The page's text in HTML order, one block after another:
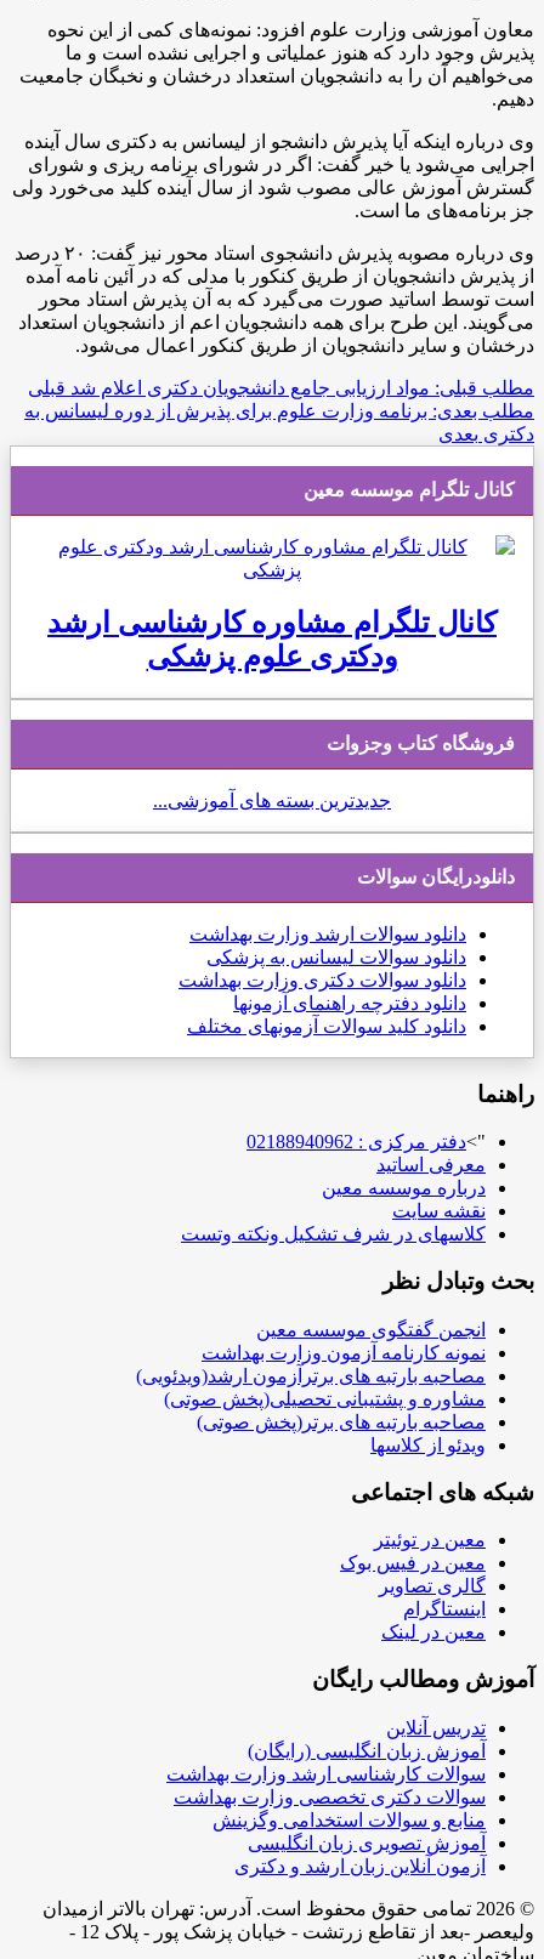
معاون آموزشی وزارت علوم افزود: نمونه‌های کمی از این نحوه
پذیرش وجود دارد که هنوز عملیاتی و اجرایی نشده است و ما
می‌خواهیم آن را به دانشجویان استعداد درخشان و نخبگان جامعیت
دهیم.
وی درباره اینکه آیا پذیرش دانشجو از لیسانس به دکتری سال آینده
اجرایی می‌شود یا خیر گفت: اگر در شورای برنامه ریزی و شورای
گسترش آموزش عالی مصوب شود از سال آینده کلید می‌خورد ولی
جز برنامه‌های ما است.
وی درباره مصوبه پذیرش دانشجوی استاد محور نیز گفت: ۲۰ درصد
از پذیرش دانشجویان از طریق کنکور با مدلی که در آئین نامه آمده
است توسط اساتید صورت می‌گیرد که به آن پذیرش استاد محور
می‌گویند. این طرح برای همه دانشجویان اعم از دانشجویان استعداد
درخشان و سایر دانشجویان از طریق کنکور اعمال می‌شود.
مطلب قبلی: مواد ارزیابی جامع دانشجویان دکتری اعلام شد قبلی
مطلب بعدی: برنامه وزارت علوم برای پذیرش از دوره لیسانس به
دکتری بعدی
کانال تلگرام موسسه معین
کانال تلگرام مشاوره کارشناسی ارشد
ودکتری علوم پزشکی
فروشگاه کتاب وجزوات
جدیدترین بسته های آموزشی...
دانلودرایگان سوالات
دانلود سوالات ارشد وزارت بهداشت
دانلود سوالات لیسانس به پزشکی
دانلود سوالات دکتری وزارت بهداشت
دانلود دفترچه راهنمای آزمونها
دانلود کلید سوالات آزمونهای مختلف
راهنما
">دفتر مرکزی : 02188940962
معرفی اساتید
درباره موسسه معین
نقشه سایت
کلاسهای در شرف تشکیل ونکته وتست
بحث وتبادل نظر
انجمن گفتگوی موسسه معین
نمونه کارنامه آزمون وزارت بهداشت
مصاحبه بارتبه های برترآزمون ارشد(ویدئویی)
مشاوره و پشتیبانی تحصیلی(پخش صوتی)
مصاحبه بارتبه های برتر(پخش صوتی)
ویدئو از کلاسها
شبکه های اجتماعی
معین در توئیتر
معین در فیس بوک
گالری تصاویر
اینستاگرام
معین در لینک
آموزش ومطالب رایگان
تدریس آنلاین
آموزش زبان انگلیسی (رایگان)
سوالات کارشناسی ارشد وزارت بهداشت
سوالات دکتری تخصصی وزارت بهداشت
منابع و سوالات استخدامی وگزینش
آموزش تصویری زبان انگلیسی
آزمون آنلاین زبان ارشد و دکتری
© 2026 تمامی حقوق محفوظ است. آدرس:‌ تهران بالاتر ازمیدان
ولیعصر -بعد از تقاطع زرتشت - خیابان پزشک پور - پلاک 12 -
ساختمان معین